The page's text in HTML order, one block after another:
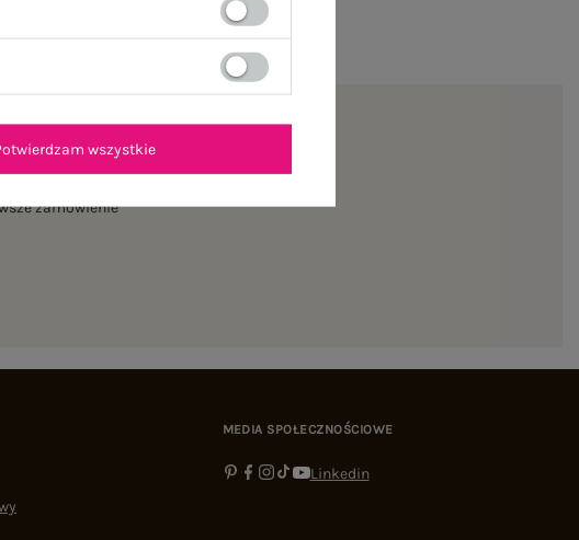
zamówienie
MEDIA SPOŁECZNOŚCIOWE
Linkedin
wszystkie